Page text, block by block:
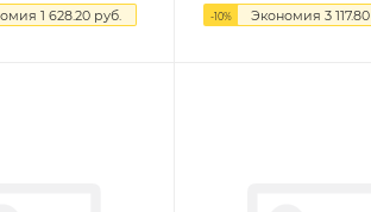
1 628.20руб. -10% Экономия 3 117.80